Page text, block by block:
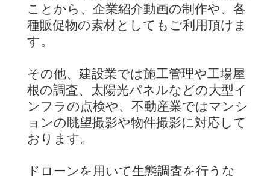
ことから、企業紹介動画の制作や、各
種販促物の素材としてもご利用頂けま
す。
その他、建設業では施工管理や工場屋
根の調査、太陽光パネルなどの大型イ
ンフラの点検や、不動産業ではマンシ
ョンの眺望撮影や物件撮影に対応して
おります。
ドローンを用いて生態調査を行うな